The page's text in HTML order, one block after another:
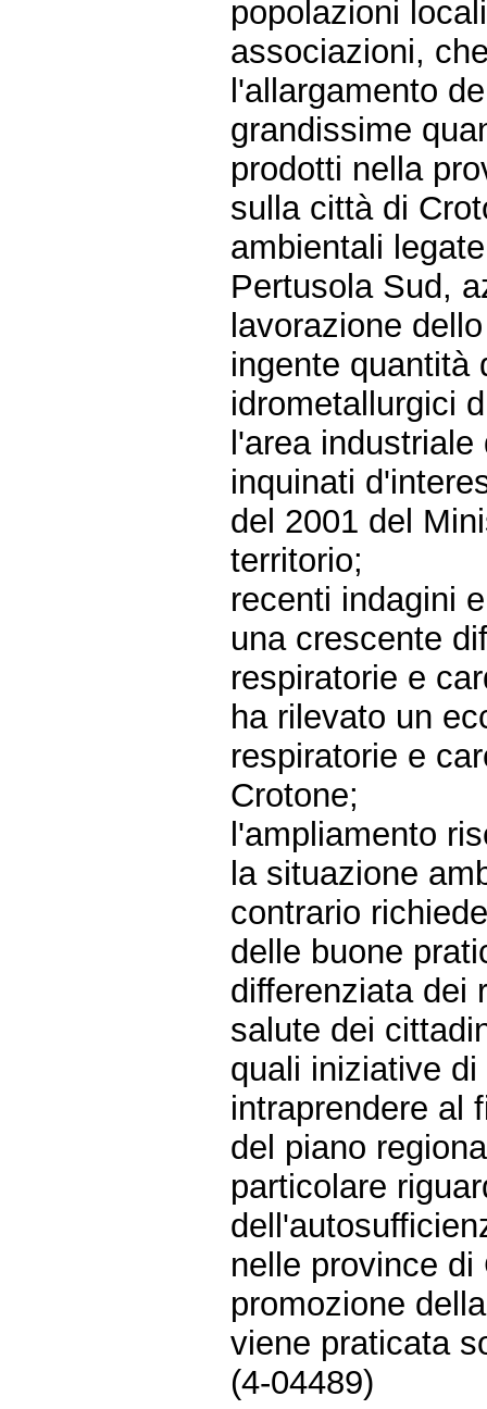
popolazioni
associazioni,
l'allargamento
grandissime
prodotti nella
sulla città di
ambientali
Pertusola Sud,
lavorazione
ingente quantità
idrometallurgici
l'area
inquinati
del 2001 del
territorio;
recenti indagini
una crescente
respiratorie e
ha rilevato un
respiratorie e
Crotone;
l'ampliamento
la situazione
contrario
delle buone
differenziata dei
salute dei
quali iniziative
intraprendere al
del piano
particolare
nelle province
promozione
viene praticata
(4-04489)